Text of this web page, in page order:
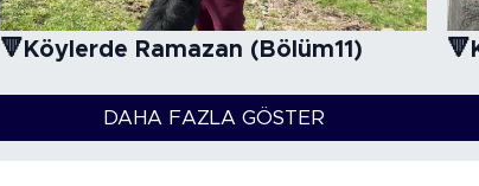
🔻Köylerde Ramazan (Bölüm11)
DAHA FAZLA GÖSTER